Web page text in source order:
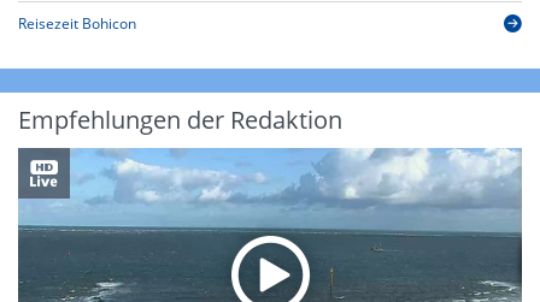
Reisezeit Bohicon
Empfehlungen der Redaktion